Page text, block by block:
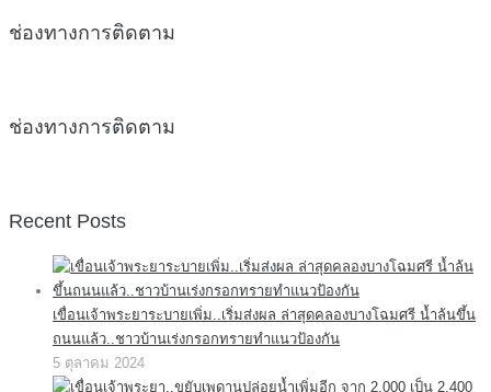
ช่องทางการติดตาม
ช่องทางการติดตาม
Recent Posts
เขื่อนเจ้าพระยาระบายเพิ่ม..เริ่มส่งผล ล่าสุดคลองบางโฉมศรี น้ำล้นขึ้น
ถนนแล้ว..ชาวบ้านเร่งกรอกทรายทำแนวป้องกัน
5 ตุลาคม 2024